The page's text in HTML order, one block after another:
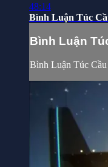
48:14
Bình Luận Túc
Bình Luận
Bình Luận Túc